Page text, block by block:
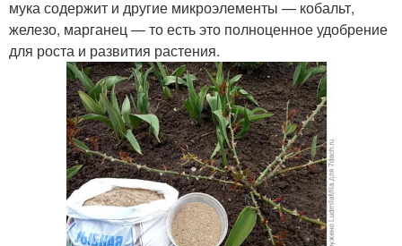
мука содержит и другие микроэлементы — кобальт,
железо, марганец — то есть это полноценное удобрение
для роста и развития растения.